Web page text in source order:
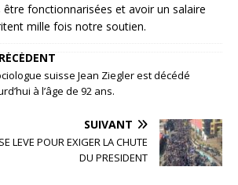
être fonctionnarisées et avoir un salaire
mille fois notre soutien.
suisse Jean Ziegler est décédé
à l’âge de 92 ans.
SUIVANT
LEVE POUR EXIGER LA CHUTE
DU PRESIDENT